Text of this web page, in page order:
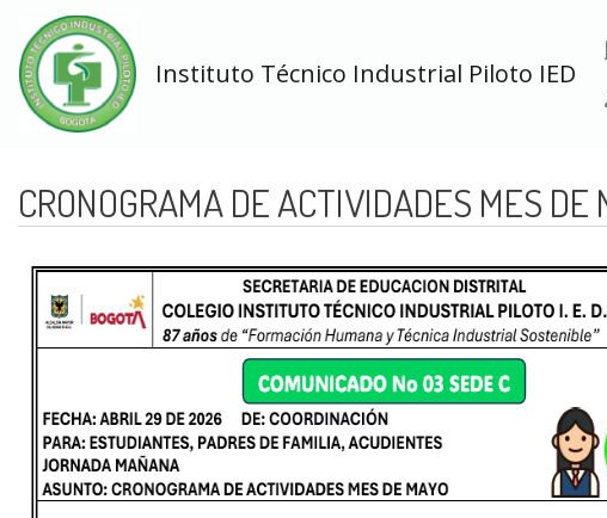
Instituto Técnico Industrial Piloto IED
CRONOGRAMA DE ACTIVIDADES MES DE